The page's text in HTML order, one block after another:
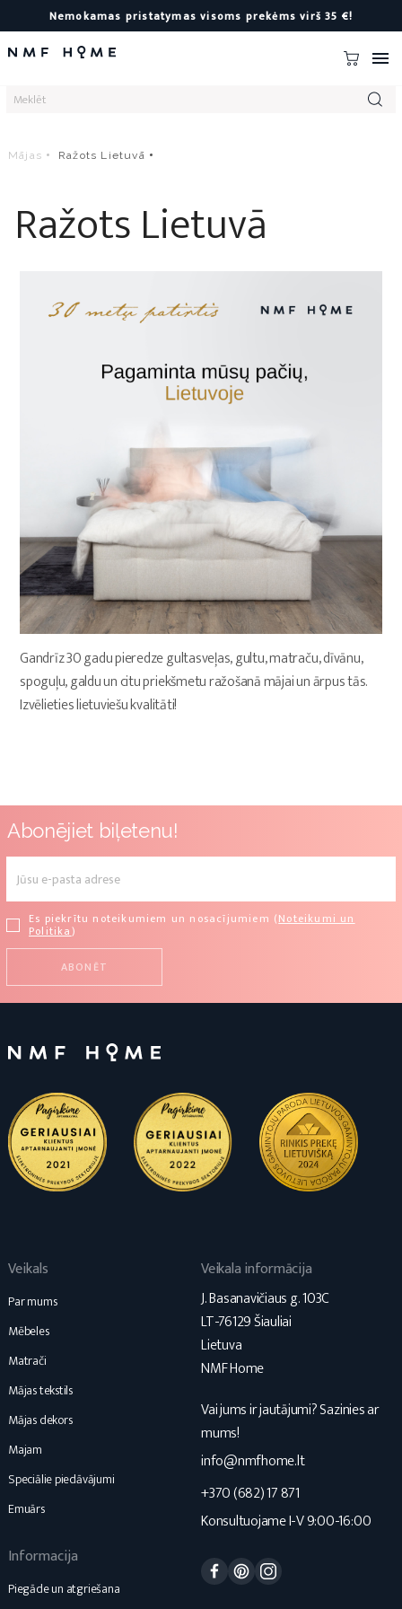
Nemokamas pristatymas visoms prekėms virš 35 €!

Mājas Ražots Lietuvā
Ražots Lietuvā
Gandrīz 30 gadu pieredze gultasveļas, gultu, matraču, dīvānu,
spoguļu, galdu un citu priekšmetu ražošanā mājai un ārpus tās.
Izvēlieties lietuviešu kvalitāti!
Abonējiet biļetenu!
Es piekrītu noteikumiem un nosacījumiem (Noteikumi un
Politika)
Veikals
Par mums
Mēbeles
Matrači
Mājas tekstils
Mājas dekors
Majam
Speciālie piedāvājumi
Emuārs
Informacija
Piegāde un atgriešana
Veikala informācija
J. Basanavičiaus g. 103C
LT-76129 Šiauliai
Lietuva
NMF Home
Vai jums ir jautājumi? Sazinies ar
mums!
info@nmfhome.lt
+370 (682) 17 871
Konsultuojame I-V 9:00-16:00
Facebook
Pinterest